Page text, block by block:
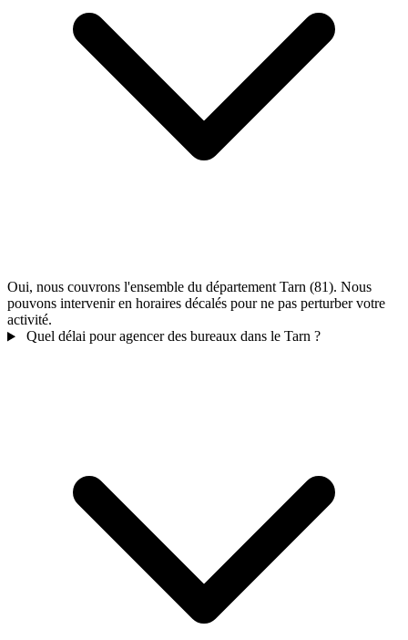
Oui, nous couvrons l'ensemble du département Tarn (81). Nous
pouvons intervenir en horaires décalés pour ne pas perturber votre
activité.
Quel délai pour agencer des bureaux dans le Tarn ?